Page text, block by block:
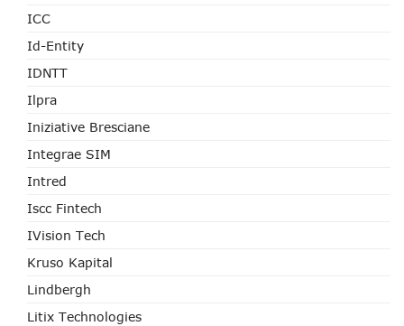
ICC
Id-Entity
IDNTT
Ilpra
Iniziative Bresciane
Integrae SIM
Intred
Iscc Fintech
IVision Tech
Kruso Kapital
Lindbergh
Litix Technologies